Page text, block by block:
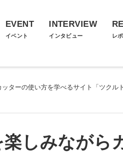
EVENT
イベント
INTERVIEW
インタビュー レ
ターの使い方を学べるサイト「ツクル
しみながら